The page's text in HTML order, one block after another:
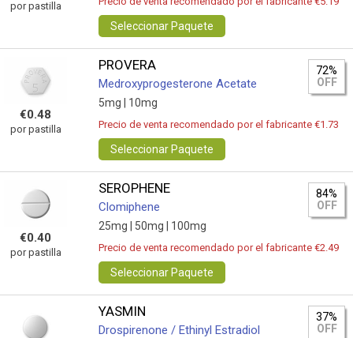
por pastilla
Seleccionar Paquete
€0.48
por pastilla
PROVERA
Medroxyprogesterone Acetate
5mg | 10mg
72%
OFF
Precio de venta recomendado por el fabricante €1.73
Seleccionar Paquete
€0.40
por pastilla
SEROPHENE
Clomiphene
25mg | 50mg | 100mg
84%
OFF
Precio de venta recomendado por el fabricante €2.49
Seleccionar Paquete
YASMIN
Drospirenone / Ethinyl Estradiol
37%
OFF